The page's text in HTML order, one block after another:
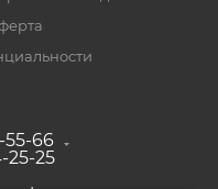
55-66
25-25